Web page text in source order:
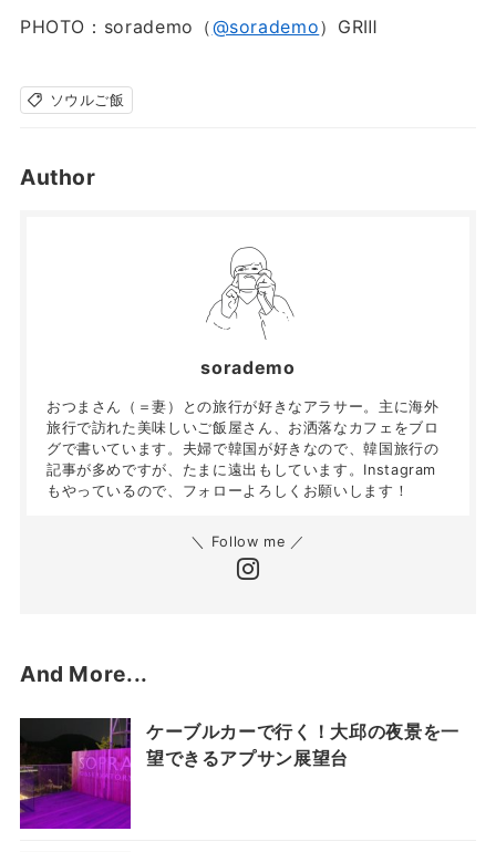
PHOTO：sorademo（@sorademo）GRⅢ
ソウルご飯
Author
sorademo
おつまさん（＝妻）との旅行が好きなアラサー。主に海外
旅行で訪れた美味しいご飯屋さん、お洒落なカフェをブロ
グで書いています。夫婦で韓国が好きなので、韓国旅行の
記事が多めですが、たまに遠出もしています。Instagram
もやっているので、フォローよろしくお願いします！
＼ Follow me ／
And More...
ケーブルカーで行く！大邱の夜景を一
望できるアプサン展望台